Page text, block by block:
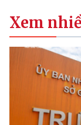
Xem